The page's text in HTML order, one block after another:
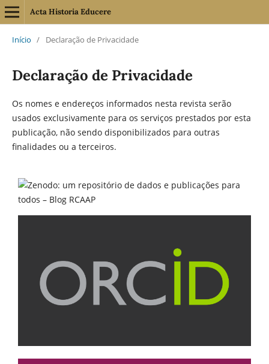
Acta Historia Educere
Início / Declaração de Privacidade
Declaração de Privacidade
Os nomes e endereços informados nesta revista serão
usados exclusivamente para os serviços prestados por esta
publicação, não sendo disponibilizados para outras
finalidades ou a terceiros.